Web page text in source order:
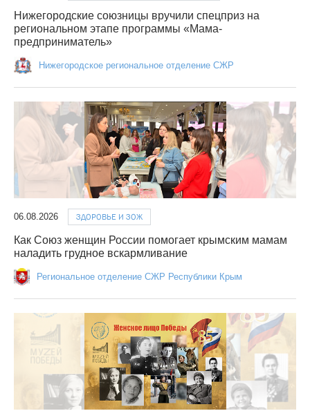
Нижегородские союзницы вручили спецприз на
региональном этапе программы «Мама-
предприниматель»
Нижегородское региональное отделение СЖР
06.08.2026 ЗДОРОВЬЕ И ЗОЖ
Как Союз женщин России помогает крымским мамам
наладить грудное вскармливание
Региональное отделение СЖР Республики Крым